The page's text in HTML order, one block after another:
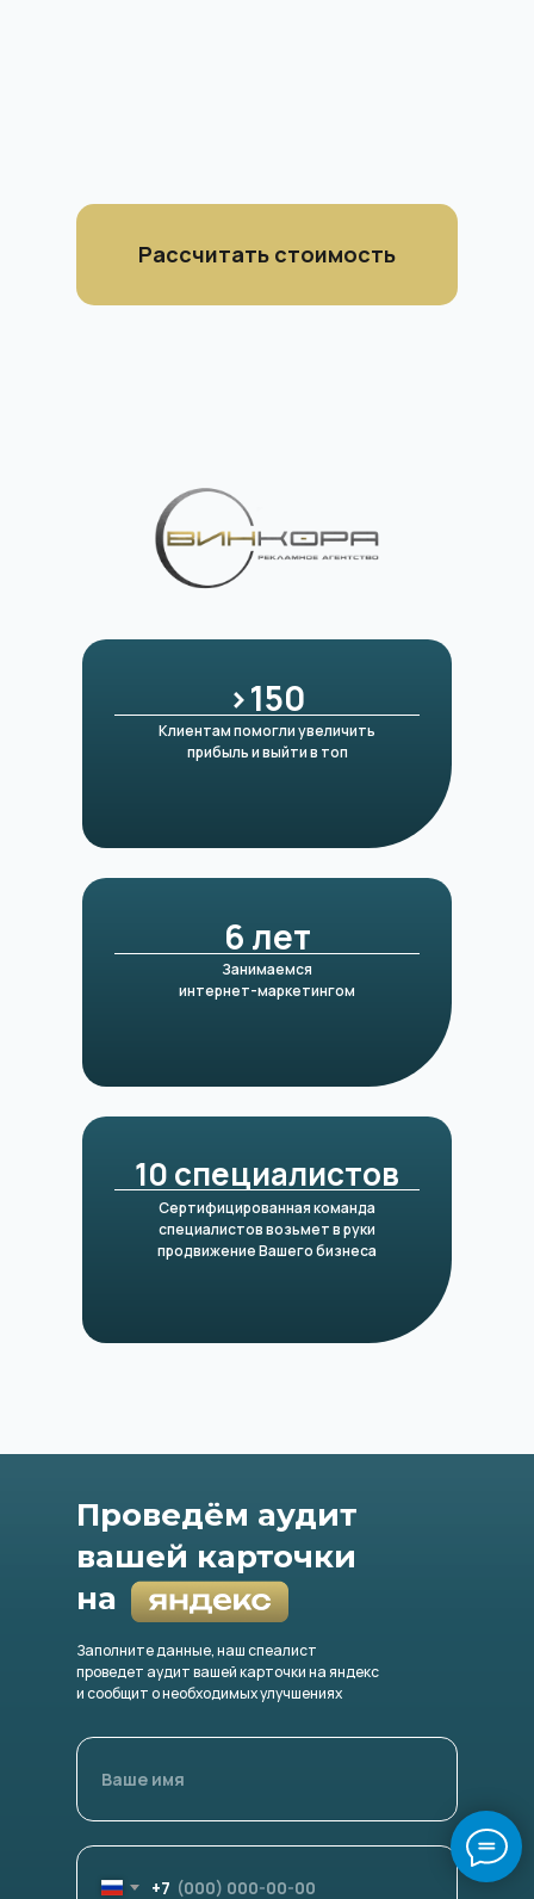
Рассчитать стоимость
>150ㅤ
Клиентам помогли увеличить
прибыль и выйти в топ
6 лет
Занимаемся
интернет-маркетингом
10 специалистов
Сертифицированная команда
специалистов возьмет в руки
продвижение Вашего бизнеса
Проведём аудит
вашей карточки
на
Заполните данные, наш спеалист
проведет аудит вашей карточки на яндекс
и сообщит о необходимых улучшениях
+7